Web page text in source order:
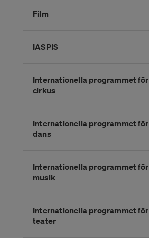
Film
IASPIS
Internationella programmet för
cirkus
Internationella programmet för
dans
Internationella programmet för
musik
Internationella programmet för
teater